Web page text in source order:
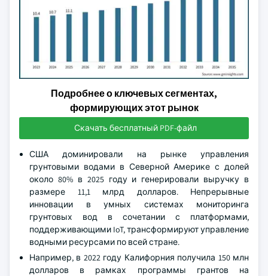
Подробнее о ключевых сегментах,
формирующих этот рынок
Скачать бесплатный PDF-файл
США доминировали на рынке управления
грунтовыми водами в Северной Америке с долей
около 80% в 2025 году и генерировали выручку в
размере 11,1 млрд долларов. Непрерывные
инновации в умных системах мониторинга
грунтовых вод в сочетании с платформами,
поддерживающими IoT, трансформируют управление
водными ресурсами по всей стране.
Например, в 2022 году Калифорния получила 150 млн
долларов в рамках программы грантов на